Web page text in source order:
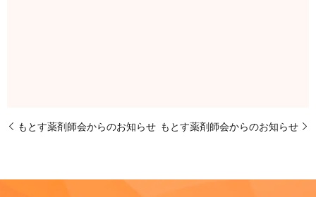
もとす薬剤師会からのお知らせ もとす薬剤師会からのお知らせ